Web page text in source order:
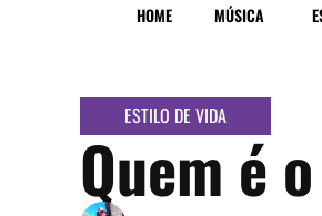
HOME MÚSICA
ESTILO DE VIDA
Quem é